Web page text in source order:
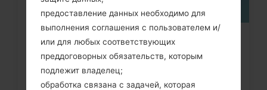
Как удалить все данные с
телефона через код на LG
Banter,...
предоставление данных необходимо для
выполнения соглашения с пользователем и/
или для любых соответствующих
преддоговорных обязательств, которым
подлежит владелец;
обработка связана с задачей, которая